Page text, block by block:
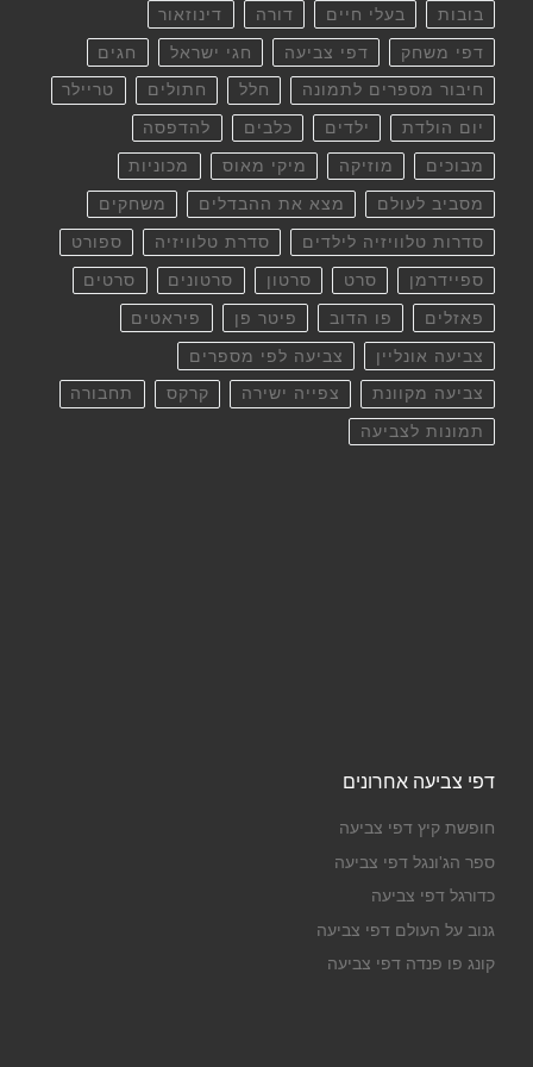
בובות בעלי חיים דורה דינוזאור
דפי משחק דפי צביעה חגי ישראל חגים
חיבור מספרים לתמונה חלל חתולים טריילר
יום הולדת ילדים כלבים להדפסה
מבוכים מוזיקה מיקי מאוס מכוניות
מסביב לעולם מצא את ההבדלים משחקים
סדרות טלוויזיה לילדים סדרת טלוויזיה ספורט
ספיידרמן סרט סרטון סרטונים סרטים
פאזלים פו הדוב פיטר פן פיראטים
צביעה אונליין צביעה לפי מספרים
צביעה מקוונת צפייה ישירה קרקס תחבורה
תמונות לצביעה
דפי צביעה אחרונים
חופשת קיץ דפי צביעה
ספר הג'ונגל דפי צביעה
כדורגל דפי צביעה
גנוב על העולם דפי צביעה
קונג פו פנדה דפי צביעה